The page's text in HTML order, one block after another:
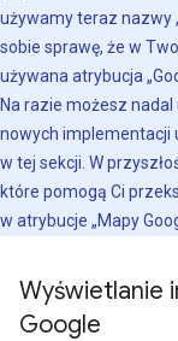
używamy teraz nazwy
sobie sprawę, że w
używana atrybucja
Na razie możesz nadal
nowych implementacji
w tej sekcji. W
które pomogą Ci
w atrybucje „Mapy
Wyświetlanie
Google